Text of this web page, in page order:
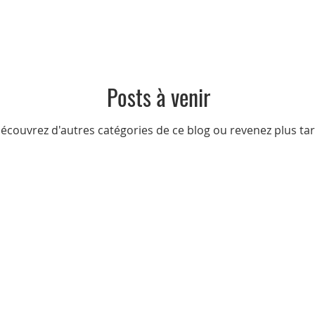
Posts à venir
d'autres catégories de ce blog ou revenez plus